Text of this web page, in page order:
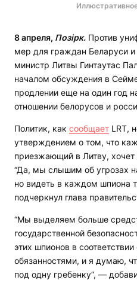
8 апреля, Позірк. Против
мер для граждан Беларуси
министр Литвы Гинтаутас
началом обсуждения в
продлении еще на один год
отношении белорусов и
Политик, как сообщает LRT,
утверждением о том, что
приезжающий в Литву, хочет
“Да, мы слышим об угрозах
но видеть в каждом шпиона
подчеркнул глава
“Мы выделяем больше
государственной
этих шпионов в
обязанностями, и я думаю,
под одну гребенку“, —